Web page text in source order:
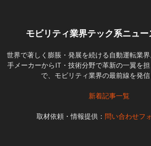
モビリティ業界テック系ニュ
世界で著しく膨脹・発展を続ける自動運転業
手メーカーからIT・技術分野で革新の一翼を
で、モビリティ業界の最前線を発信
新着記事一覧
取材依頼・情報提供： 問い合わせフ